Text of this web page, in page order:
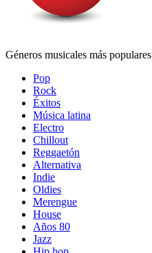
Géneros musicales más populares
Pop
Rock
Éxitos
Música latina
Electro
Chillout
Reggaetón
Alternativa
Indie
Oldies
Merengue
House
Años 80
Jazz